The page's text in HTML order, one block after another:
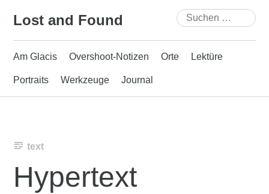
Lost and Found
Suchen
nach:
Am Glacis Overshoot-Notizen Orte Lektüre
Portraits Werkzeuge Journal
text
Hypertext